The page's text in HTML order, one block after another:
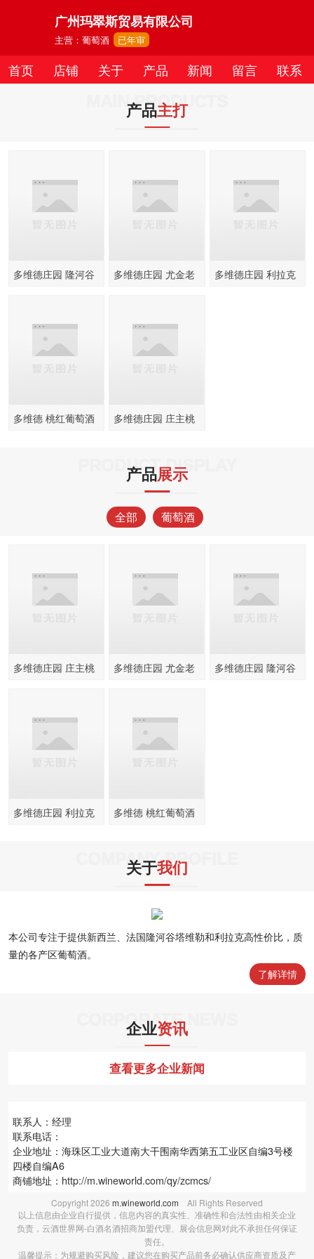
广州玛翠斯贸易有限公司
主营：葡萄酒 已年审
首页 店铺 关于 产品 新闻 留言 联系
MAIN PRODUCTS
产品主打
多维德庄园 隆河谷
多维德庄园 尤金老
多维德庄园 利拉克
多维德 桃红葡萄酒
多维德庄园 庄主桃
PRODUCT DISPLAY
产品展示
全部 葡萄酒
多维德庄园 庄主桃
多维德庄园 尤金老
多维德庄园 隆河谷
多维德庄园 利拉克
多维德 桃红葡萄酒
COMPANY PROFILE
关于我们
本公司专注于提供新西兰、法国隆河谷塔维勒和利拉克高性价比，质
量的各产区葡萄酒。
了解详情
CORPORATE NEWS
企业资讯
查看更多企业新闻
联系人：经理
联系电话：
企业地址：海珠区工业大道南大干围南华西第五工业区自编3号楼
四楼自编A6
商铺地址： http://m.wineworld.com/qy/zcmcs/
Copyright2026 m.wineworld.com All Rights Reserved
以上信息由企业自行提供，信息内容的真实性、准确性和合法性由相关企业
负责，云酒世界网-白酒名酒招商加盟代理、展会信息网对此不承担任何保证
责任。
温馨提示：为规避购买风险，建议您在购买产品前务必确认供应商资质及产